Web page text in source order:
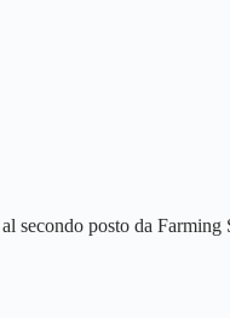
secondo posto da